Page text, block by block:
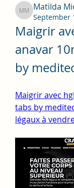
Matilda
Matilda
September
Maigrir
anavar
by
Maigrir avec
tabs by
légaux à